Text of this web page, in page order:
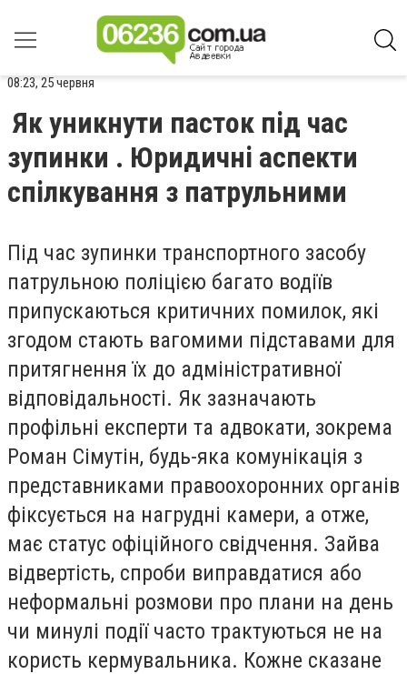
08:23, 25 червня
Як уникнути пасток під час
зупинки . Юридичні аспекти
спілкування з патрульними
Під час зупинки транспортного засобу
патрульною поліцією багато водіїв
припускаються критичних помилок, які
згодом стають вагомими підставами для
притягнення їх до адміністративної
відповідальності. Як зазначають
профільні експерти та адвокати, зокрема
Роман Сімутін, будь-яка комунікація з
представниками правоохоронних органів
фіксується на нагрудні камери, а отже,
має статус офіційного свідчення. Зайва
відвертість, спроби виправдатися або
неформальні розмови про плани на день
чи минулі події часто трактуються не на
користь кермувальника. Кожне сказане